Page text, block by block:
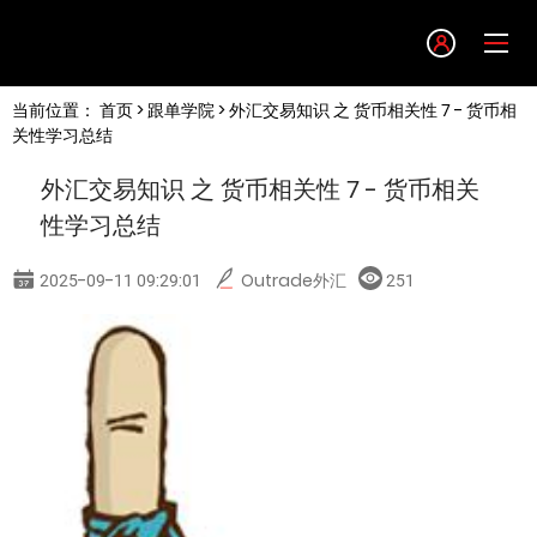
English
简体中文
한글
日本語
Tiếng việt
当前位置： 首页> 跟单学院> 外汇交易知识 之 货币相关性 7 - 货币相
关性学习总结
外汇交易知识 之 货币相关性 7 - 货币相关
性学习总结
2025-09-11 09:29:01 Outrade外汇 251